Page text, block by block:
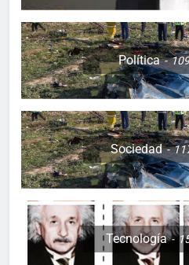
Política
Sociedad
Tecnología